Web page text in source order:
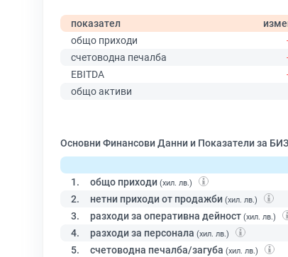
показател
общо приходи
счетоводна печалба
EBITDA
общо активи
Основни Финансови Данни и Показатели за
1.
общо приходи (хил. лв.)
2. нетни приходи от продажби (хил. лв.)
3. разходи за оперативна дейност (хил. лв.)
4. разходи за персонала (хил. лв.)
5. счетоводна печалба/загуба (хил. лв.)